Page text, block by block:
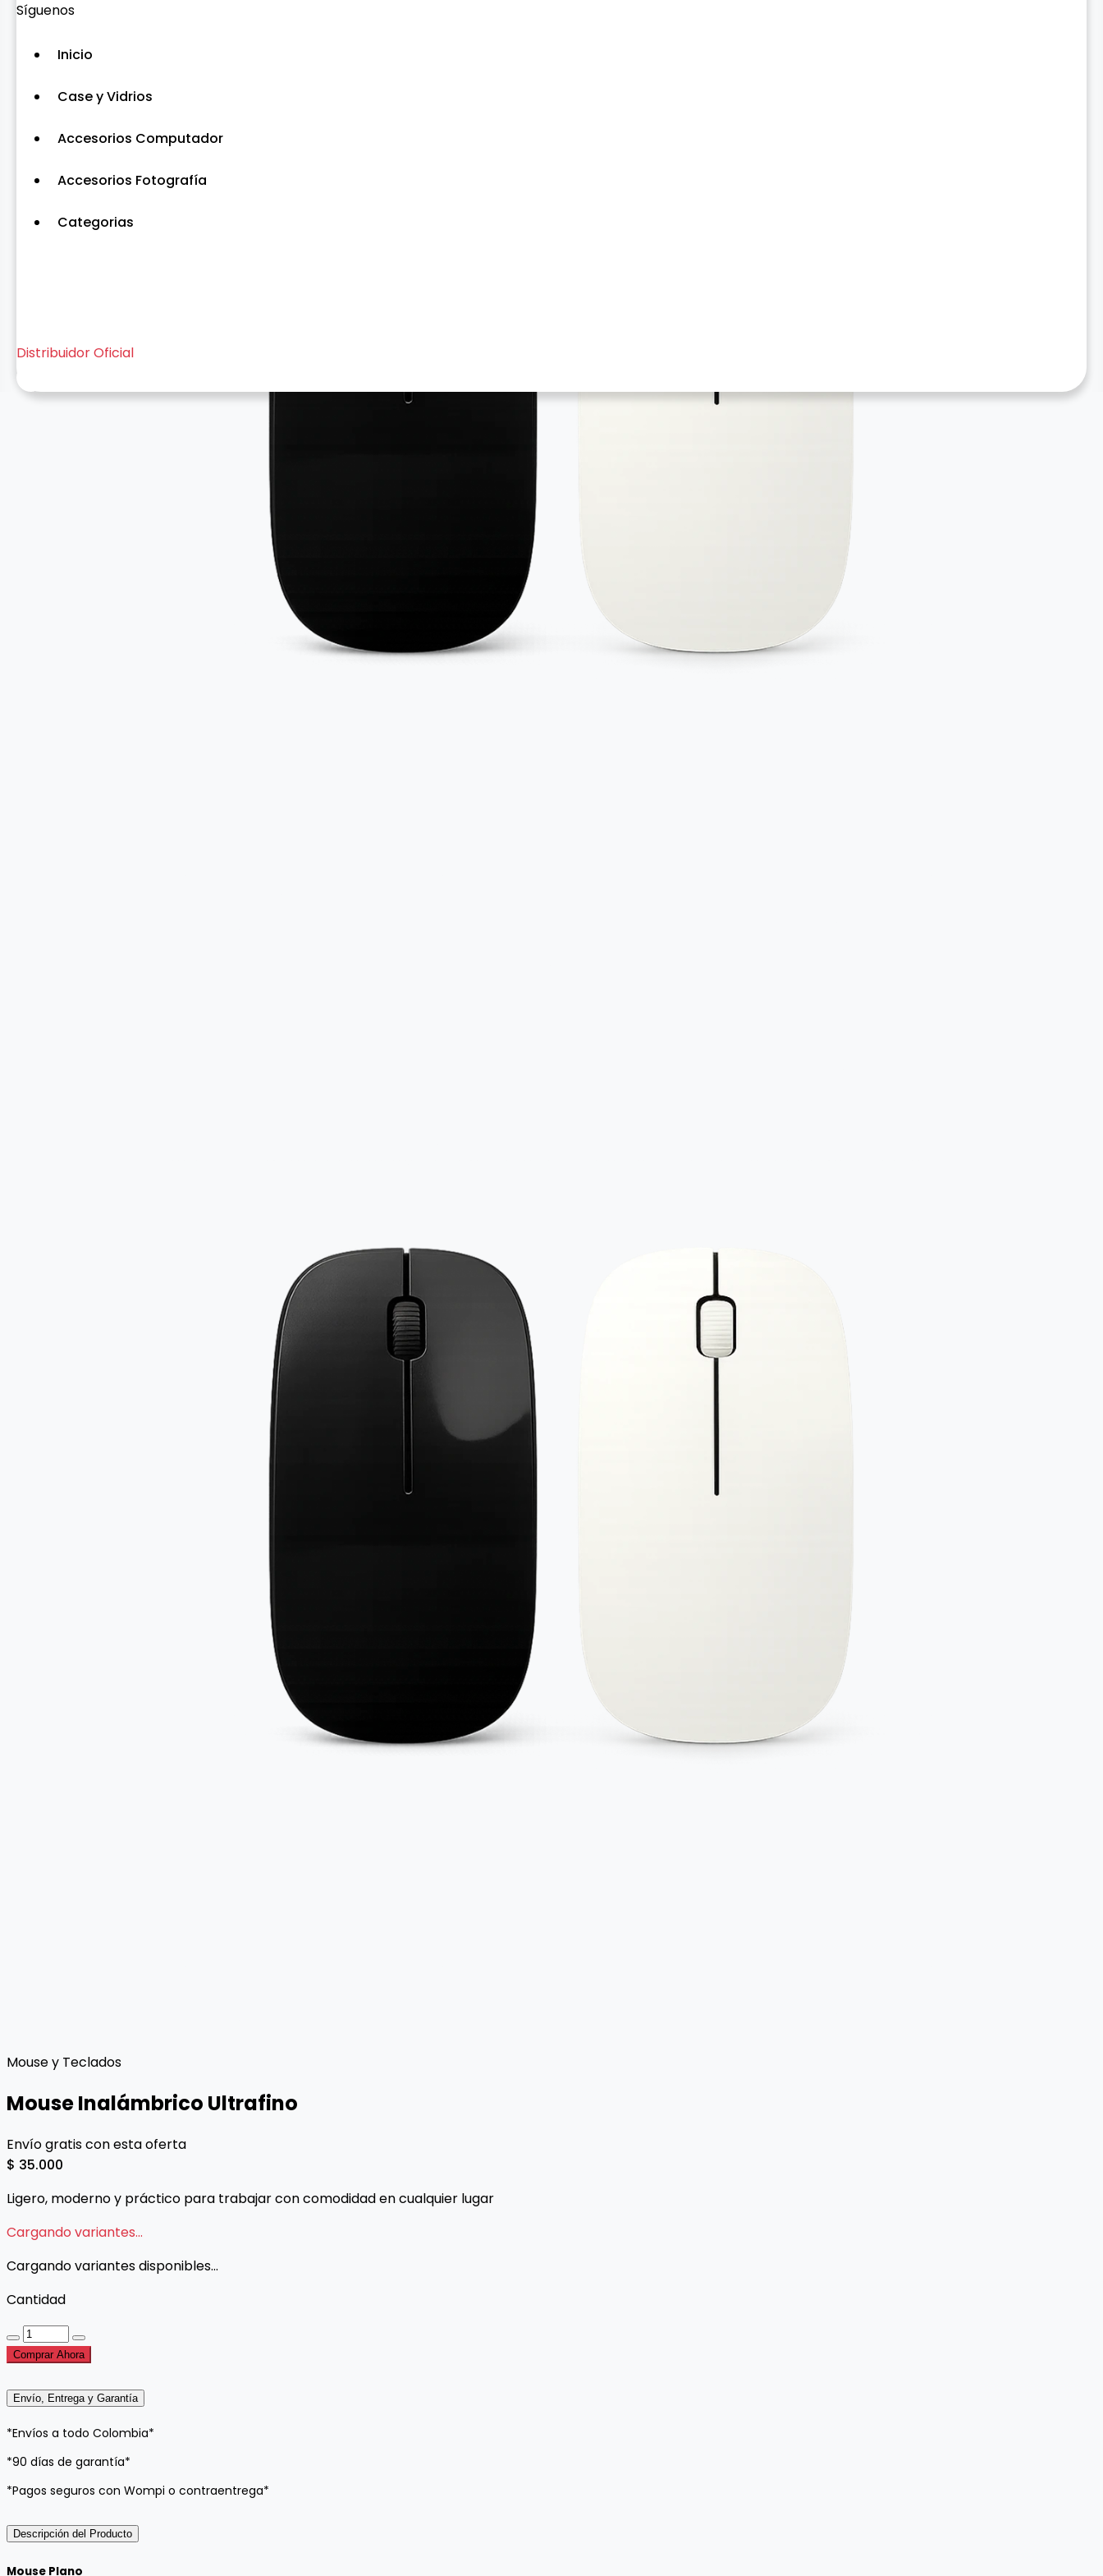
Síguenos
Inicio
Case y Vidrios
Accesorios Computador
Accesorios Fotografía
Categorias
Distribuidor Oficial
Mouse y Teclados
Mouse Inalámbrico Ultrafino
Envío gratis con esta oferta
$ 35.000
Ligero, moderno y práctico para trabajar con comodidad en cualquier lugar
Cargando variantes...
Cargando variantes disponibles...
Cantidad
Comprar Ahora
Envío, Entrega y Garantía
*Envíos a todo Colombia*
*90 días de garantía*
*Pagos seguros con Wompi o contraentrega*
Descripción del Producto
Mouse Plano